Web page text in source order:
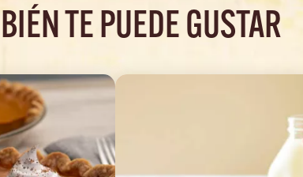
TE PUEDE GUSTAR